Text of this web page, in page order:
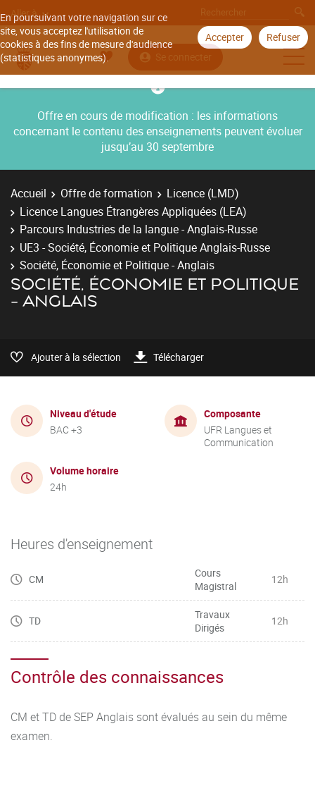
En poursuivant votre navigation sur ce
site, vous acceptez l'utilisation de
cookies à des fins de mesure d'audience
(statistiques anonymes).
Accepter Refuser
Aller à
Se connecter
Offre en cours de modification : les informations
concernant le contenu des enseignements peuvent évoluer
jusqu’au 30 septembre
Accueil Offre de formation
Licence (LMD)
Licence Langues Étrangères Appliquées (LEA)
Parcours Industries de la langue - Anglais-Russe
UE3 - Société, Économie et Politique Anglais-Russe
Société, Économie et Politique - Anglais
SOCIÉTÉ, ÉCONOMIE ET POLITIQUE
- ANGLAIS
Ajouter à la sélection Télécharger
Niveau d'étude
BAC +3
Composante
UFR Langues et
Communication
Volume horaire
24h
Heures d'enseignement
CM
Cours
Magistral
12h
TD
Travaux
Dirigés
12h
Contrôle des connaissances
CM et TD de SEP Anglais sont évalués au sein du même
examen.